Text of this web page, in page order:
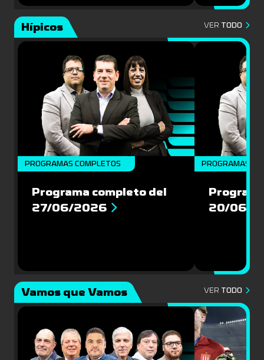
Hípicos VER TODO
PROGRAMAS COMPLETOS
Programa completo del
27/06/2026
PROGRAMAS
20/06/
Vamos que Vamos VER TODO